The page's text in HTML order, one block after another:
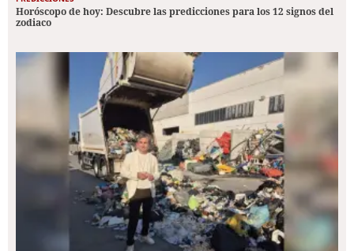
Horóscopo de hoy: Descubre las predicciones para los 12 signos del
zodiaco